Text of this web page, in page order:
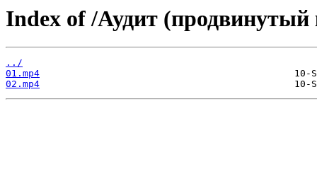
Index of /Аудит (продвинутый
../
01.mp4
02.mp4